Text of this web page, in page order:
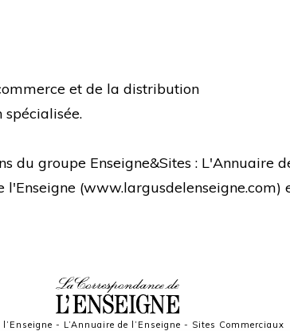
et de la distribution
du groupe Enseigne&Sites : L'Annuaire
l'Enseigne (www.largusdelenseigne.com)
l’Enseigne - L’Annuaire de l’Enseigne - Sites Commerciaux